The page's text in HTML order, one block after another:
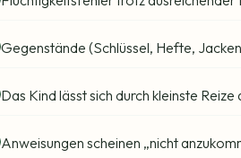
Gegenstände (Schlüssel, Hefte,
Das Kind lässt sich durch kleinste
Anweisungen scheinen „nicht